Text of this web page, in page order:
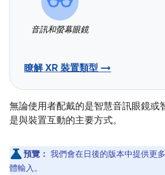
音訊和螢幕眼鏡
瞭解 XR 裝置類型 →
無論使用者配戴的是智慧音訊眼鏡或
是與裝置互動的主要方式。
預覽： 我們會在日後的版本中提供更
體輸入。